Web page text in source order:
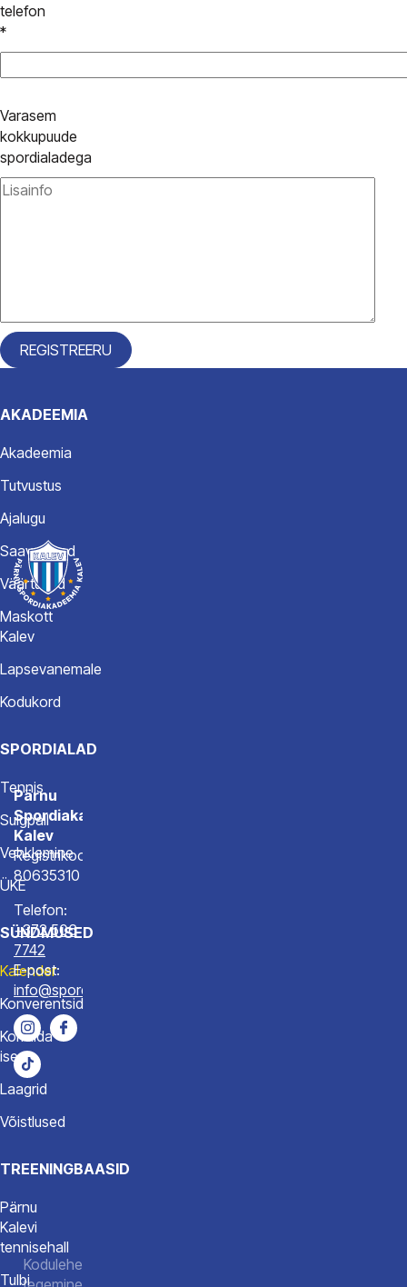
telefon
*
Varasem
kokkupuude
spordialadega
AKADEEMIA
Akadeemia
Tutvustus
Ajalugu
Saavutused
Väärtused
Maskott
Kalev
Lapsevanemale
Kodukord
SPORDIALAD
Tennis
Sulgpall
Vehklemine
ÜKE
SÜNDMUSED
Kalender
Konverentsid
Korralda
ise
Laagrid
Võistlused
TREENINGBAASID
Pärnu
Kalevi
tennisehall
Tulbi
Pärnu
Spordiakadeemia
Kalev
Registrikood
80635310
Telefon:
+372 506
7742
E-post:
info@spordiakadeemia.ee
Kodulehe